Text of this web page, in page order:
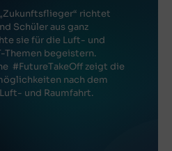
richtet
Schüler aus ganz
sie für die Luft- und
Themen begeistern.
#FutureTakeOff zeigt die
nach dem
und Raumfahrt.